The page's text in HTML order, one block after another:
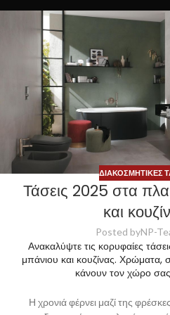
ΔΙΑΚΟΣΜΗΤΙΚΈΣ
Τάσεις 2025 στα
και
Posted byNP-
Ανακαλύψτε τις κορυφαίες
μπάνιου και κουζίνας. Χρώματα,
κάνουν τον χώρο
Η χρονιά φέρνει μαζί της